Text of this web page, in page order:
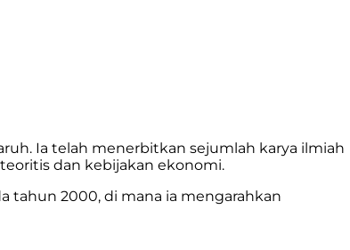
Ia telah menerbitkan sejumlah karya ilmiah
dan kebijakan ekonomi.
tahun 2000, di mana ia mengarahkan